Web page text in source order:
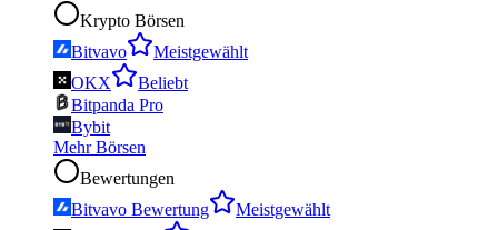
Krypto Börsen
Bitvavo
Meistgewählt
OKX
Beliebt
Bitpanda Pro
Bybit
Mehr Börsen
Bewertungen
Bitvavo Bewertung
Meistgewählt